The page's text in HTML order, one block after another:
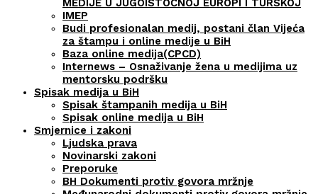
MEDIJE U JUGOISTOČNOJ EUROPI I TURSKOJ
IMEP
Budi profesionalan medij, postani član Vijeća
za štampu i online medije u BiH
Baza online medija(CPCD)
Internews – Osnaživanje žena u medijima uz
mentorsku podršku
Spisak medija u BiH
Spisak štampanih medija u BiH
Spisak online medija u BiH
Smjernice i zakoni
Ljudska prava
Novinarski zakoni
Preporuke
BH Dokumenti protiv govora mržnje